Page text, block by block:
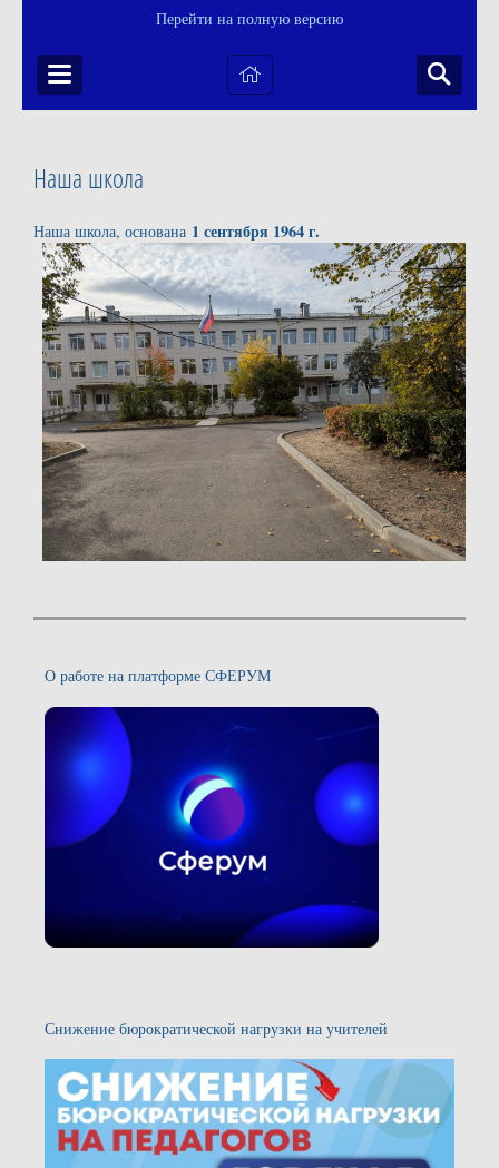
Перейти на полную версию
Наша школа
Наша школа, основана 1 сентября 1964 г.
О работе на платформе СФЕРУМ
Снижение бюрократической нагрузки на учителей